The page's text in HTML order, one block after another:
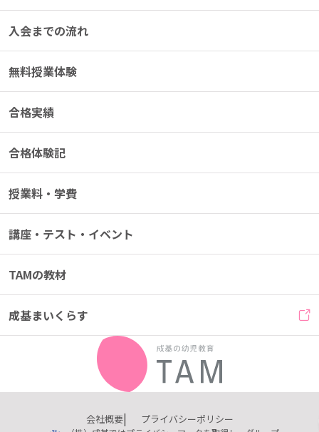
入会までの流れ
無料授業体験
合格実績
合格体験記
授業料・学費
講座・テスト・イベント
TAMの教材
成基まいくらす
会社概要 プライバシーポリシー